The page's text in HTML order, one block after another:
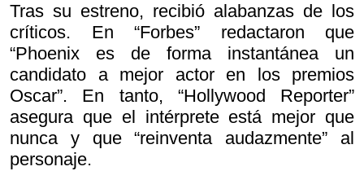
Tras su estreno, recibió alabanzas de los
críticos. En “Forbes” redactaron que
“Phoenix es de forma instantánea un
candidato a mejor actor en los premios
Oscar”. En tanto, “Hollywood Reporter”
asegura que el intérprete está mejor que
nunca y que “reinventa audazmente” al
personaje.